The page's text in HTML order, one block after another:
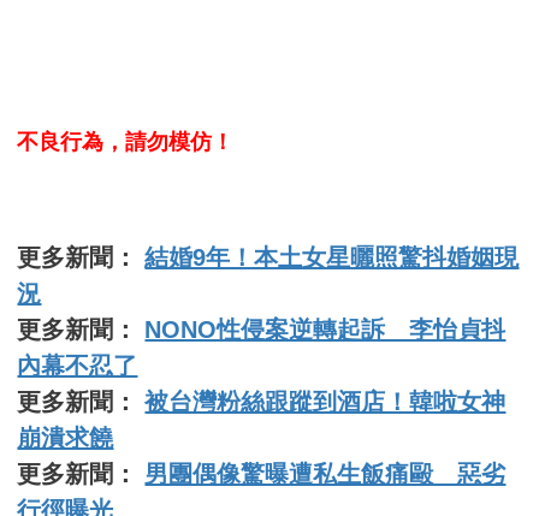
不良行為，請勿模仿！
更多新聞：結婚9年！本土女星曬照驚抖婚姻現
況
更多新聞： NONO性侵案逆轉起訴 李怡貞抖
內幕不忍了
更多新聞：被台灣粉絲跟蹤到酒店！韓啦女神
崩潰求饒
更多新聞： 男團偶像驚曝遭私生飯痛毆 惡劣
行徑曝光